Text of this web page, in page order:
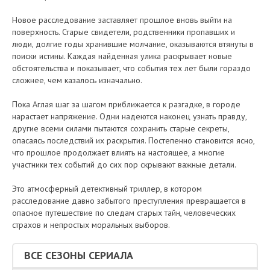
Новое расследование заставляет прошлое вновь выйти на
поверхность. Старые свидетели, родственники пропавших и
люди, долгие годы хранившие молчание, оказываются втянуты в
поиски истины. Каждая найденная улика раскрывает новые
обстоятельства и показывает, что события тех лет были гораздо
сложнее, чем казалось изначально.
Пока Аглая шаг за шагом приближается к разгадке, в городе
нарастает напряжение. Одни надеются наконец узнать правду,
другие всеми силами пытаются сохранить старые секреты,
опасаясь последствий их раскрытия. Постепенно становится ясно,
что прошлое продолжает влиять на настоящее, а многие
участники тех событий до сих пор скрывают важные детали.
Это атмосферный детективный триллер, в котором
расследование давно забытого преступления превращается в
опасное путешествие по следам старых тайн, человеческих
страхов и непростых моральных выборов.
ВСЕ СЕЗОНЫ СЕРИАЛА